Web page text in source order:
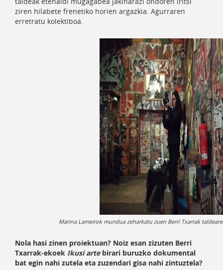
ziren hilabete frenetiko horien argazkia. Agurraren
erretratu kolektiboa.
Marina Lameirok mundua zeharkatu zuen Berri Txarrak
Nola hasi zinen proiektuan? Noiz esan zizuten Berri
Txarrak-ekoek Ikusi arte birari buruzko dokumental
bat egin nahi zutela eta zuzendari gisa nahi zintuztela?